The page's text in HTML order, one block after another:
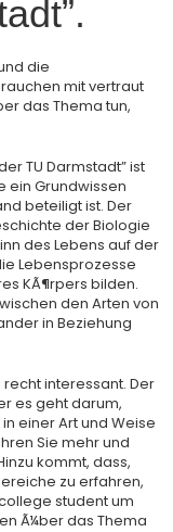
die
mit vertraut
das Thema tun,
TU Darmstadt” ist
ein Grundwissen
beteiligt ist. Der
der Biologie
des Lebens auf der
Lebensprozesse
KÃ¶rpers bilden.
den Arten von
in Beziehung
recht interessant. Der
es geht darum,
einer Art und Weise
Sie mehr und
kommt, dass,
zu erfahren,
student um
Ã¼ber das Thema